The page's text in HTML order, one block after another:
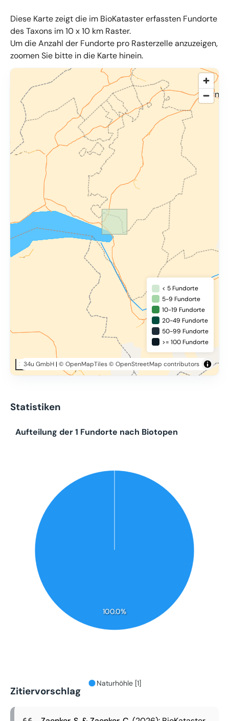
Diese Karte zeigt die im BioKataster erfassten Fundorte
des Taxons im 10 x 10 km Raster.
Um die Anzahl der Fundorte pro Rasterzelle anzuzeigen,
zoomen Sie bitte in die Karte hinein.
© OpenMapTiles ,OpenStreetMap 34u GmbH
20 km
34u GmbH| © OpenMapTiles© OpenStreetMap contributors
< 5 Fundorte
5-9 Fundorte
10-19 Fundorte
20-49 Fundorte
50-99 Fundorte
>= 100 Fundorte
Statistiken
100.0%
Aufteilung der 1 Fundorte nach Biotopen
Naturhöhle [1]
Zitiervorschlag